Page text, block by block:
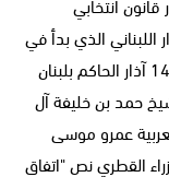
الذي بدأ في
الدوحة يوم الجمعة الماضي وحضره قادة فريق 14 آذار الحاكم بلبنان
حمد بن خليفة آل
عمرو موسى
القطري نص "اتفاق